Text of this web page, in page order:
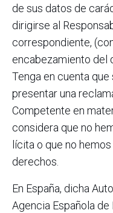
de sus datos de
dirigirse al
correspondiente,
encabezamiento del
Tenga en cuenta
presentar una
Competente en
considera que no
lícita o que no
derechos.
En España, dicha
Agencia Española